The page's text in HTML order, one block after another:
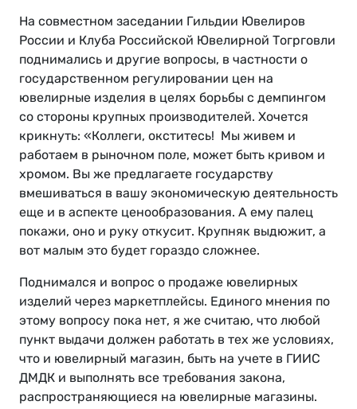
На совместном заседании Гильдии Ювелиров
России и Клуба Российской Ювелирной Тогрговли
поднимались и другие вопросы, в частности о
государственном регулировании цен на
ювелирные изделия в целях борьбы с демпингом
со стороны крупных производителей. Хочется
крикнуть: «Коллеги, окститесь! Мы живем и
работаем в рыночном поле, может быть кривом и
хромом. Вы же предлагаете государству
вмешиваться в вашу экономическую деятельность
еще и в аспекте ценообразования. А ему палец
покажи, оно и руку откусит. Крупняк выдюжит, а
вот малым это будет гораздо сложнее.
Поднимался и вопрос о продаже ювелирных
изделий через маркетплейсы. Единого мнения по
этому вопросу пока нет, я же считаю, что любой
пункт выдачи должен работать в тех же условиях,
что и ювелирный магазин, быть на учете в ГИИС
ДМДК и выполнять все требования закона,
распространяющиеся на ювелирные магазины.